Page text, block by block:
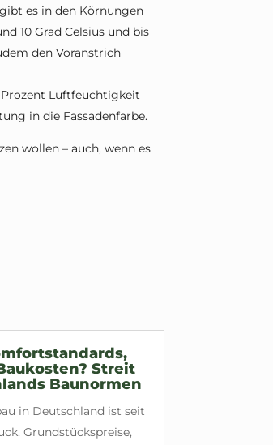
es in den Körnungen
10 Grad Celsius und bis
den Voranstrich
Prozent Luftfeuchtigkeit
in die Fassadenfarbe.
wollen – auch, wenn es
Streit
Baunormen
in Deutschland ist seit
Grundstückspreise,